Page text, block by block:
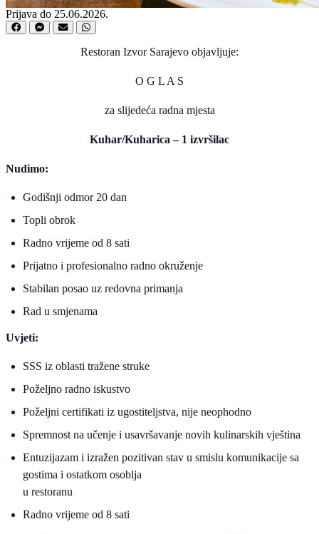
Prijava do 25.06.2026.
Restoran Izvor Sarajevo objavljuje:
O G L A S
za slijedeća radna mjesta
Kuhar/Kuharica – 1 izvršilac
Nudimo:
Godišnji odmor 20 dan
Topli obrok
Radno vrijeme od 8 sati
Prijatno i profesionalno radno okruženje
Stabilan posao uz redovna primanja
Rad u smjenama
Uvjeti:
SSS iz oblasti tražene struke
Poželjno radno iskustvo
Poželjni certifikati iz ugostiteljstva, nije neophodno
Spremnost na učenje i usavršavanje novih kulinarskih vještina
Entuzijazam i izražen pozitivan stav u smislu komunikacije sa
gostima i ostatkom osoblja
u restoranu
Radno vrijeme od 8 sati